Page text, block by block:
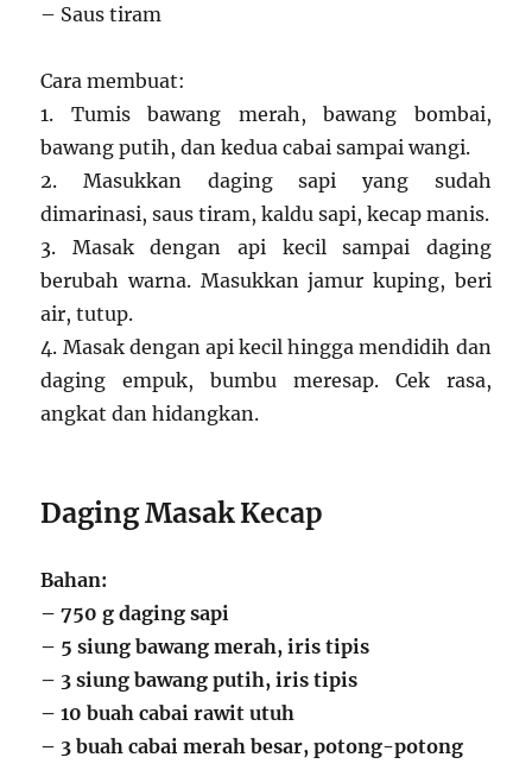
– Saus tiram
Cara membuat:
1. Tumis bawang merah, bawang bombai,
bawang putih, dan kedua cabai sampai wangi.
2. Masukkan daging sapi yang sudah
dimarinasi, saus tiram, kaldu sapi, kecap manis.
3. Masak dengan api kecil sampai daging
berubah warna. Masukkan jamur kuping, beri
air, tutup.
4. Masak dengan api kecil hingga mendidih dan
daging empuk, bumbu meresap. Cek rasa,
angkat dan hidangkan.
Daging Masak Kecap
Bahan:
– 750 g daging sapi
– 5 siung bawang merah, iris tipis
– 3 siung bawang putih, iris tipis
– 10 buah cabai rawit utuh
– 3 buah cabai merah besar, potong-potong